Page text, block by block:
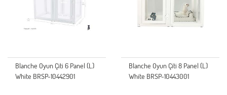
Blanche Oyun Çiti 6 Panel (L)
White BRSP-10442901
Blanche Oyun Çiti 8 Panel (L)
White BRSP-10443001